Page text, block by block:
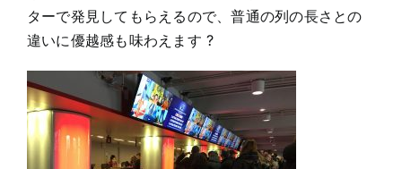
ターで発見してもらえるので、普通の列の長さとの
違いに優越感も味わえます ?